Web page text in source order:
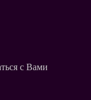
с Вами